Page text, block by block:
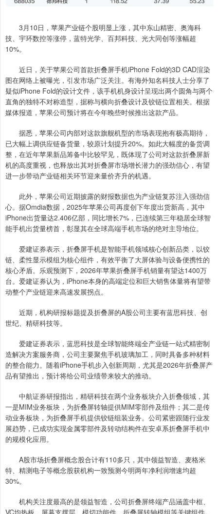
3月10日，苹果产业链个股明显上涨，其中东山精密、奥海科
技、宇环数控等涨停，蓝特光学、百邦科技、光大同创等涨幅超
10%。
近日，关于苹果公司首款折叠屏手机iPhone Fold的3D CAD渲染
图在网络上被曝光，引发市场广泛关注。有海外知名科技人士分享了
疑似iPhone Fold的设计文件，该手机机身设计呈现出两个圆角与两个
直角的独特不对称造型，据称与横向折叠设计及铰链位置相关。根据
媒体报道，苹果公司预计将在今年晚些时候推出这款产品。
据悉，苹果公司内部对这款旗舰机型的市场表现抱有极高期待，
已大幅上调供应链备货量，较原计划提升20%。如此大幅度的备货调
整，在近年苹果新品筹备中比较罕见，既体现了公司对这款折叠屏新
机的高度重视，也释放出其对折叠屏市场增长潜力的强劲信心，有望
进一步带动产业链相关环节迎来量价齐升的机遇。
此外，苹果公司近期披露的财报数据也为产业链复苏注入强劲信
心。据Omdia数据，2025年苹果公司再度创下年度出货新高，其中
iPhone出货量达2.406亿部，同比增长7%，已连续第三年稳居全球智
能手机出货量榜首，彰显其在全球高端手机市场的绝对主导地位。
爱建证券表示，折叠屏手机是智能手机领域核心创新品类，以铰
链、柔性显示模组为核心组件，有效平衡了大屏体验与设备便携性的
核心矛盾。乐观预测下，2026年苹果折叠屏手机销量有望达1400万
台。爱建证券认为，iPhone本身的高端定位和巨大销售体量将有望带
动整个产业链迎来高速发展拐点。
近期，机构研报标题提及折叠屏的A股公司主要有蓝思科技、创
世纪、精研科技等。
爱建证券表示，蓝思科技是全球智能终端全产业链一站式精密制
造解决方案服务商，公司主要聚焦手机玻璃加工，同时具备多种材料
的整合能力。随着iPhone手机步入创新周期，尤其是2026年折叠屏产
品有望推出，预计将给公司业绩带来较大的推动。
中航证券研报指出，精研科技在两个业务板块介入折叠领域，其
一是MIM业务板块，为折叠屏转轴提供MIM零部件及组件；其二是传
动业务板块，为折叠屏手机提供铰链组装业务。公司紧密跟随行业发
展趋势，已成功实现金属零部件及转动结构件在安卓系折叠屏手机中
的规模化应用。
A股市场折叠屏概念股合计有110多只，其中领益智造、麦格米
特、精测电子等概念股获机构一致预测今明两年净利润增速均超
30%。
机构关注度最高的是领益智造，公司折叠屏终端产品涵盖中框、
VC均热板、屏幕支撑层、模切功能件、折叠屏转轴模组等关键组件。